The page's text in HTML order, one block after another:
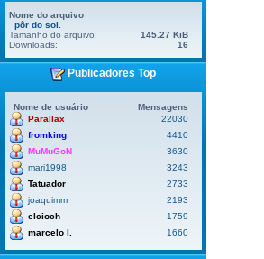
Nome do arquivo
pôr do sol.
Tamanho do arquivo:
145.27 KiB
Downloads:
16
Publicadores Top
Nome de usuário
Mensagens
Parallax
22030
fromking
4410
MuMuGoN
3630
mari1998
3243
Tatuador
2733
joaquimm
2193
elcioch
1759
marcelo l.
1660